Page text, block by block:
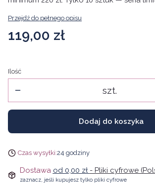
Przejdź do pełnego opisu
Cena
119,00 zł
Ilość
szt.
Dodaj do koszyka
Czas wysyłki:24 godziny
Dostawa od 0,00 zł - Pliki cyfrowe
zaznacz, jeśli kupujesz tylko pliki cyfrowe